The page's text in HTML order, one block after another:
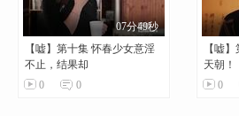
07分49秒
【嘘】第十集 怀春少女意淫
不止，结果却
0
0
【嘘
天朝！
0